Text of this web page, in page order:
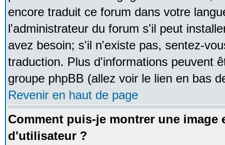
encore traduit ce forum dans votre
l'administrateur du forum s'il peut
avez besoin; s'il n'existe pas, sentez-
traduction. Plus d'informations peuvent
groupe phpBB (allez voir le lien en bas
Revenir en haut de page
Comment puis-je montrer une image
d'utilisateur ?